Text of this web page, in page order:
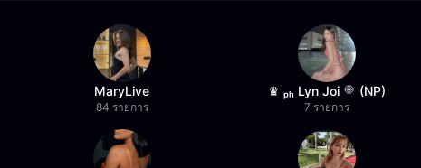
MaryLive
84 รายการ
♛ ₚₕ Lyn Joi 🍭 (NP)
7 รายการ